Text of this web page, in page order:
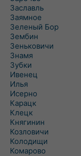
Заславль
Заямное
Зеленый Бор
Зембин
Зеньковичи
Знамя
Зубки
Ивенец
Илья
Исерно
Карацк
Клецк
Княгинин
Козловичи
Колодищи
Комарово